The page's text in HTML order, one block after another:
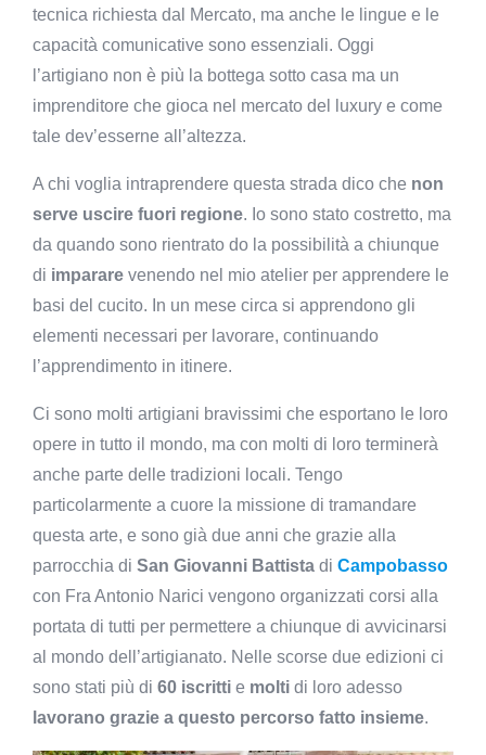
tecnica richiesta dal Mercato, ma anche le lingue e le
capacità comunicative sono essenziali. Oggi
l’artigiano non è più la bottega sotto casa ma un
imprenditore che gioca nel mercato del luxury e come
tale dev’esserne all’altezza.
A chi voglia intraprendere questa strada dico che non
serve uscire fuori regione. Io sono stato costretto, ma
da quando sono rientrato do la possibilità a chiunque
di imparare venendo nel mio atelier per apprendere le
basi del cucito. In un mese circa si apprendono gli
elementi necessari per lavorare, continuando
l’apprendimento in itinere.
Ci sono molti artigiani bravissimi che esportano le loro
opere in tutto il mondo, ma con molti di loro terminerà
anche parte delle tradizioni locali. Tengo
particolarmente a cuore la missione di tramandare
questa arte, e sono già due anni che grazie alla
parrocchia di San Giovanni Battista di Campobasso
con Fra Antonio Narici vengono organizzati corsi alla
portata di tutti per permettere a chiunque di avvicinarsi
al mondo dell’artigianato. Nelle scorse due edizioni ci
sono stati più di 60 iscritti e molti di loro adesso
lavorano grazie a questo percorso fatto insieme.